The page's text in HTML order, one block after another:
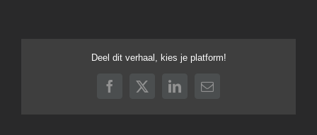
Deel dit verhaal, kies je platform!
Facebook
X LinkedIn
E-